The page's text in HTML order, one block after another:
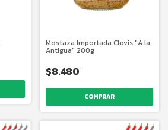
Mostaza Importada Clovis "A la
Antigua" 200g
$8.480